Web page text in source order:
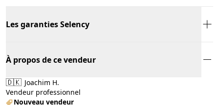
Les garanties Selency
À propos de ce vendeur
🇩🇰 Joachim H.
Vendeur professionnel
Nouveau vendeur